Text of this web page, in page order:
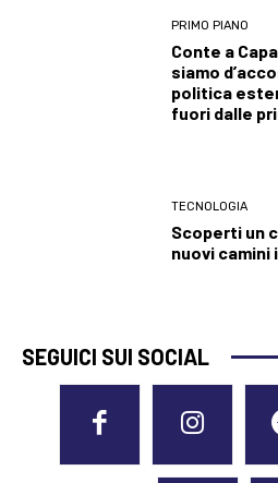
PRIMO PIANO
Conte a
siamo
politica
fuori dalle
TECNOLOGIA
Scoperti un
nuovi camini
SEGUICI SUI SOCIAL